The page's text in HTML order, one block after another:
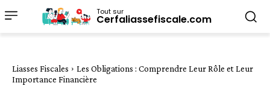
Tout sur
Cerfaliassefiscale.com
Liasses Fiscales
Les Obligations : Comprendre Leur Rôle et Leur
Importance Financière